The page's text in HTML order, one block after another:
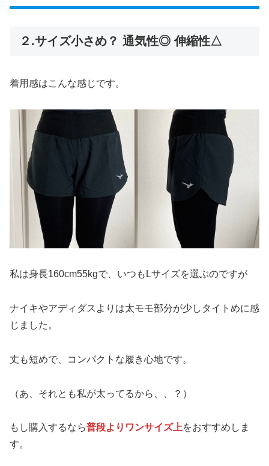
２.サイズ小さめ？ 通気性◎ 伸縮性△
着用感はこんな感じです。
私は身長160cm55kgで、いつもLサイズを選ぶのですが
ナイキやアディダスよりは太モモ部分が少しタイトめに感
じました。
丈も短めで、コンパクトな履き心地です。
（あ、それとも私が太ってるから、、？）
もし購入するなら普段よりワンサイズ上をおすすめしま
す。